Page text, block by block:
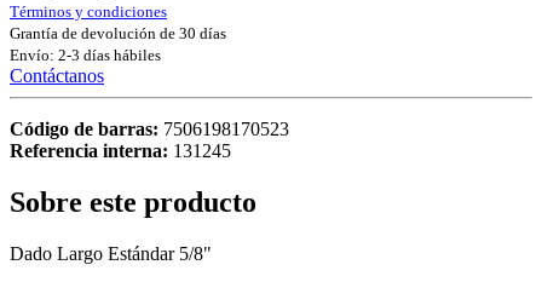
Términos y condiciones
Grantía de devolución de 30 días
Envío: 2-3 días hábiles
Contáctanos
Código de barras: 7506198170523
Referencia interna: 131245
Sobre este producto
Dado Largo Estándar 5/8"